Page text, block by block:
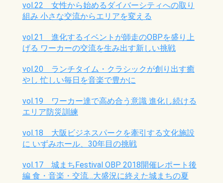
vol.22 女性から始めるダイバーシティへの取り
組み 小さな交流からエリアを変える
vol.21 進化するイベントが師走のOBPを盛り上
げる ワーカーの交流を生み出す新しい挑戦
vol.20 ランチタイム・クラシックが創り出す癒
やし 忙しい毎日を音楽で豊かに
vol.19 ワーカー達で高め合う意識 進化し続ける
エリア防災訓練
vol.18 大阪ビジネスパークを牽引する文化施設
に いずみホール、30年目の挑戦
vol.17 城まちFestival OBP 2018開催レポート後
編 食・音楽・交流…大盛況に終えた城まちの夏